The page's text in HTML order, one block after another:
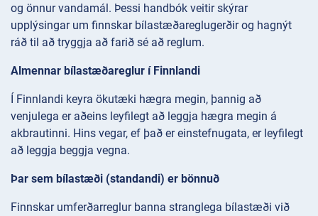
og önnur vandamál. Þessi handbók veitir skýrar
upplýsingar um finnskar bílastæðareglugerðir og hagnýt
ráð til að tryggja að farið sé að reglum.
Almennar bílastæðareglur í Finnlandi
Í Finnlandi keyra ökutæki hægra megin, þannig að
venjulega er aðeins leyfilegt að leggja hægra megin á
akbrautinni. Hins vegar, ef það er einstefnugata, er leyfilegt
að leggja beggja vegna.
Þar sem bílastæði (standandi) er bönnuð
Finnskar umferðarreglur banna stranglega bílastæði við